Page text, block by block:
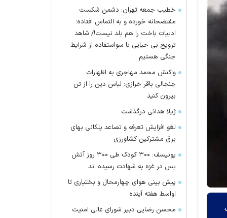
۸ کودک
خطیب جمعه تهران: دشمن شکست
مفتضحانه خورده و به التماس افتاده؛
ادبیات باخت را هم بلد نیست!/ شاهد
ترویج بی حیایی با سواستفاده از شرایط
جنگی هستیم
واکنش محمد مهاجری به اظهارات
جنجالی باقر خرازی: لباس دین را از تن
بیرون کنید
ژیلا هدائی درگذشت
لغو افزایش تعرفه و تصاعد پلکانی بهای
برق مشترکین کشاورزی
یونیسف: ۳۰۰ کودک طی ۳۰۰ روز آتش
بس در غزه به شهادت رسیده اند
پیش بینی هوای چهارمحال و بختیاری تا
اواسط هفته آینده
محسن رضایی دبیر شورای عالی امنیت